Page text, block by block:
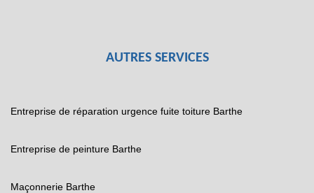
AUTRES SERVICES
Entreprise de réparation urgence fuite toiture Barthe
Entreprise de peinture Barthe
Maçonnerie Barthe